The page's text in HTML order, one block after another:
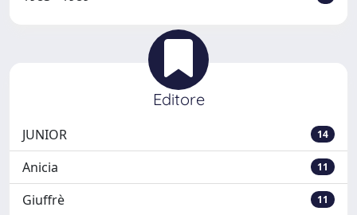
Editore
JUNIOR 14
Anicia 11
Giuffrè 11